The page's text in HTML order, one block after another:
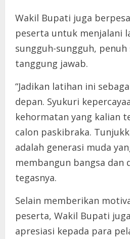
Wakil Bupati juga
peserta untuk menjalani
sungguh-sungguh,
tanggung jawab.
“Jadikan latihan ini
depan. Syukuri
kehormatan yang kalian
calon paskibraka.
adalah generasi muda
membangun bangsa dan
tegasnya.
Selain memberikan
peserta, Wakil Bupati
apresiasi kepada para